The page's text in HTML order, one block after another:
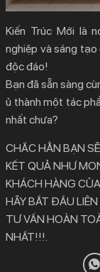
Kiến Trúc Mới là
nghiệp và sáng
độc đáo!
Bạn đã sẵn sàng
ủ thành một tác
nhất chưa?
CHẮC HẲN BẠN
KẾT QUẢ NHƯ
KHÁCH HÀNG
HÃY BẮT ĐẦU
TƯ VẤN HOÀN
NHẤT!!!.